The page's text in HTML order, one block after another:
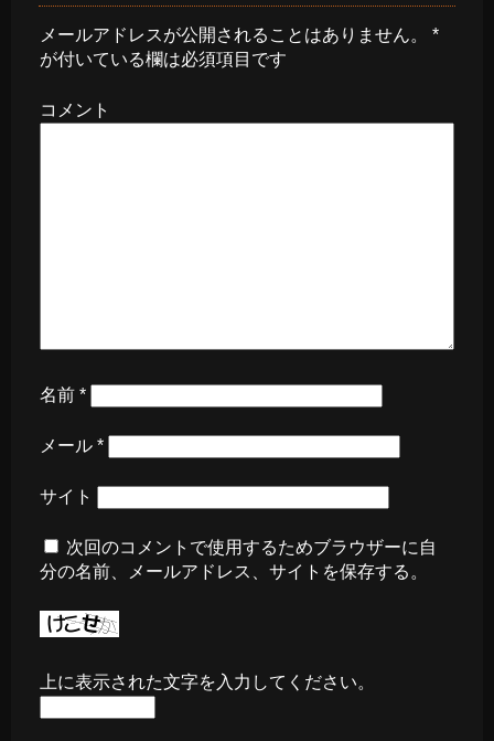
メールアドレスが公開されることはありません。
*
が付いている欄は必須項目です
コメント
名前 *
メール *
サイト
次回のコメントで使用するためブラウザーに自
分の名前、メールアドレス、サイトを保存する。
上に表示された文字を入力してください。